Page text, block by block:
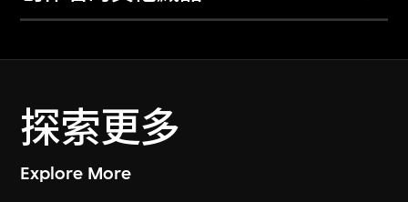
探索更多
Explore More